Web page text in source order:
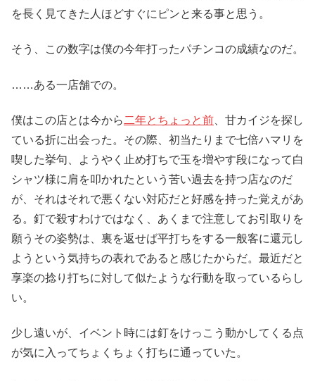
を長く見てきた人ほどすぐにピンと来る事と思う。
そう、この数字は僕の今年打ったパチンコの成績なのだ。
……ある一店舗での。
僕はこの店とは今から 二年とちょっと前 、甘カイジを探し
ている折に出会った。その際、初当たりまで七倍ハマリを
喫した挙句、ようやく止め打ちで玉を増やす段になって白
シャツ様に肩を叩かれたという苦い過去を持つ店なのだ
が、それはそれで悪くない対応だと好感を持った覚えがあ
る。釘で殺すわけではなく、あくまで注意してお引取りを
願うその姿勢は、裏を返せば平打ちをする一般客に還元し
ようという気持ちの表れであると感じたからだ。最近だと
享楽の捻り打ちに対して似たような行動を取っているらし
い。
少し遠いが、イベント時には釘をけっこう動かしてくる点
が気に入ってちょくちょく打ちに通っていた。